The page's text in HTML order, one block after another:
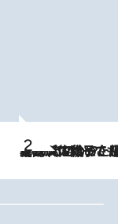
2026.8.5
【阿川佐和子さんの年とる力】なぜ70代で始めた趣味は“こんなに楽しい”のか？ ピアノ、俳句…スランプに陥っても続けられる“ある秘訣”とは